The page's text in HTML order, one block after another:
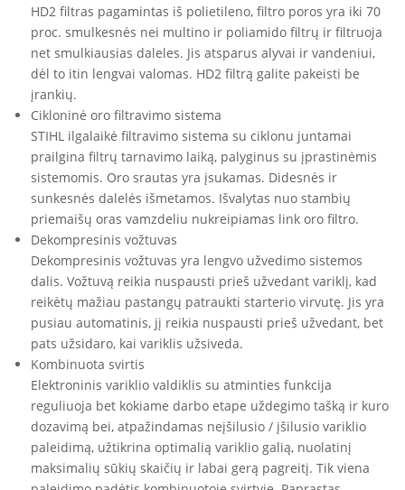
HD2 filtras pagamintas iš polietileno, filtro poros yra iki 70
proc. smulkesnės nei multino ir poliamido filtrų ir filtruoja
net smulkiausias daleles. Jis atsparus alyvai ir vandeniui,
dėl to itin lengvai valomas. HD2 filtrą galite pakeisti be
įrankių.
Cikloninė oro filtravimo sistema
STIHL ilgalaikė filtravimo sistema su ciklonu juntamai
prailgina filtrų tarnavimo laiką, palyginus su įprastinėmis
sistemomis. Oro srautas yra įsukamas. Didesnės ir
sunkesnės dalelės išmetamos. Išvalytas nuo stambių
priemaišų oras vamzdeliu nukreipiamas link oro filtro.
Dekompresinis vožtuvas
Dekompresinis vožtuvas yra lengvo užvedimo sistemos
dalis. Vožtuvą reikia nuspausti prieš užvedant variklį, kad
reikėtų mažiau pastangų patraukti starterio virvutę. Jis yra
pusiau automatinis, jį reikia nuspausti prieš užvedant, bet
pats užsidaro, kai variklis užsiveda.
Kombinuota svirtis
Elektroninis variklio valdiklis su atminties funkcija
reguliuoja bet kokiame darbo etape uždegimo tašką ir kuro
dozavimą bei, atpažindamas neįšilusio / įšilusio variklio
paleidimą, užtikrina optimalią variklio galią, nuolatinį
maksimalių sūkių skaičių ir labai gerą pagreitį. Tik viena